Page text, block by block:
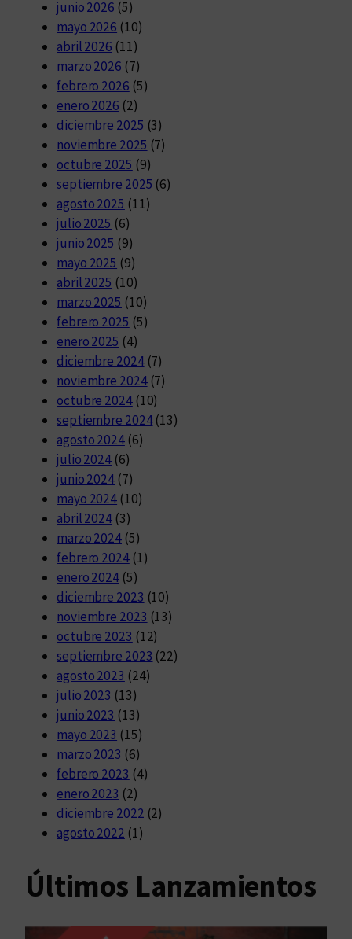
junio 2026 (5)
mayo 2026 (10)
abril 2026 (11)
marzo 2026 (7)
febrero 2026 (5)
enero 2026 (2)
diciembre 2025 (3)
noviembre 2025 (7)
octubre 2025 (9)
septiembre 2025 (6)
agosto 2025 (11)
julio 2025 (6)
junio 2025 (9)
mayo 2025 (9)
abril 2025 (10)
marzo 2025 (10)
febrero 2025 (5)
enero 2025 (4)
diciembre 2024(7)
noviembre 2024(7)
octubre 2024(10)
septiembre 2024(13)
agosto 2024(6)
julio 2024 (6)
junio 2024 (7)
mayo 2024 (10)
abril 2024 (3)
marzo 2024 (5)
febrero 2024(1)
enero 2024 (5)
diciembre 2023 (10)
noviembre 2023 (13)
octubre 2023 (12)
septiembre 2023 (22)
agosto 2023 (24)
julio 2023 (13)
junio 2023 (13)
mayo 2023 (15)
marzo 2023 (6)
febrero 2023 (4)
enero 2023 (2)
diciembre 2022 (2)
agosto 2022 (1)
Últimos Lanzamientos